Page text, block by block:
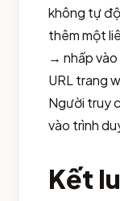
không tự
thêm một
→ nhấp
URL trang
Người truy
vào trình
Kết